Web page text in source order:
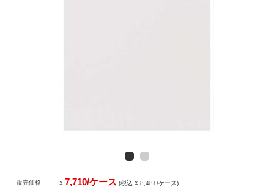
販売価格 ¥ 7,710/ケース (税込 ¥ 8,481/ケース)